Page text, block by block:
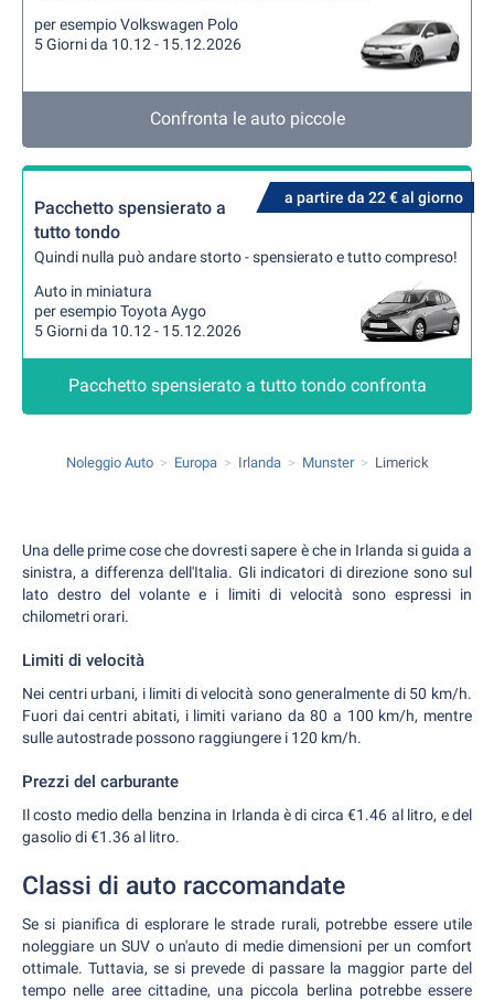
per esempio Volkswagen Polo
5 Giorni da 10.12 - 15.12.2026
Confronta le auto piccole
a partire da 22 € al giorno
Pacchetto spensierato a
tutto tondo
Quindi nulla può andare storto - spensierato e tutto compreso!
Auto in miniatura
per esempio Toyota Aygo
5 Giorni da 10.12 - 15.12.2026
Pacchetto spensierato a tutto tondo confronta
Noleggio Auto Europa Irlanda Munster Limerick
Una delle prime cose che dovresti sapere è che in Irlanda si guida a
sinistra, a differenza dell'Italia. Gli indicatori di direzione sono sul
lato destro del volante e i limiti di velocità sono espressi in
chilometri orari.
Limiti di velocità
Nei centri urbani, i limiti di velocità sono generalmente di 50 km/h.
Fuori dai centri abitati, i limiti variano da 80 a 100 km/h, mentre
sulle autostrade possono raggiungere i 120 km/h.
Prezzi del carburante
Il costo medio della benzina in Irlanda è di circa €1.46 al litro, e del
gasolio di €1.36 al litro.
Classi di auto raccomandate
Se si pianifica di esplorare le strade rurali, potrebbe essere utile
noleggiare un SUV o un'auto di medie dimensioni per un comfort
ottimale. Tuttavia, se si prevede di passare la maggior parte del
tempo nelle aree cittadine, una piccola berlina potrebbe essere